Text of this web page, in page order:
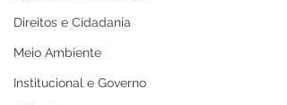
Direitos e Cidadania
Meio Ambiente
Institucional e Governo